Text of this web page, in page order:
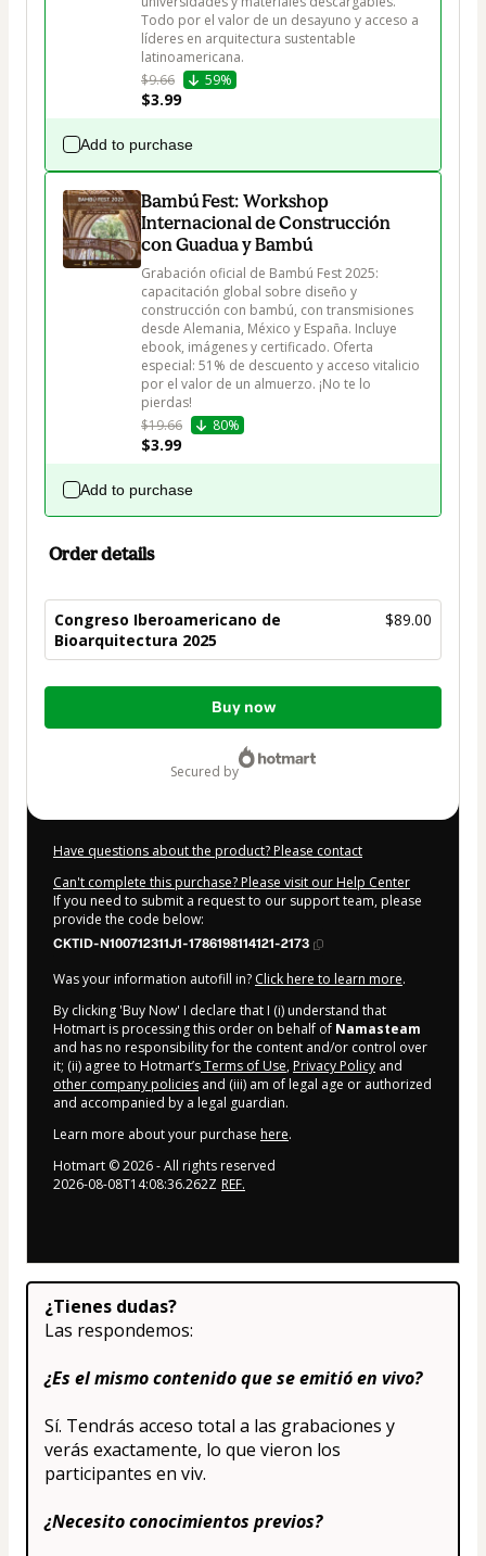
Todo por el valor de un desayuno y acceso a
líderes en arquitectura sustentable
latinoamericana.
$9.66
59%
$3.99
Add to purchase
Bambú Fest: Workshop
Internacional de Construcción
con Guadua y Bambú
Grabación oficial de Bambú Fest 2025:
capacitación global sobre diseño y
construcción con bambú, con transmisiones
desde Alemania, México y España. Incluye
ebook, imágenes y certificado. Oferta
especial: 51% de descuento y acceso vitalicio
por el valor de un almuerzo. ¡No te lo
pierdas!
$19.66
80%
$3.99
Add to purchase
Order details
Congreso Iberoamericano de
Bioarquitectura 2025
$89.00
Total
Buy now
secured by
Have questions about the product? Please contact
Can't complete this purchase? Please visit our Help Center
If you need to submit a request to our support team, please
provide the code below:
CKTID-N100712311J1-1786198114121-2173
Was your information autofill in? Click here to learn more.
By clicking 'Buy Now' I declare that I (i) understand that
Hotmart is processing this order on behalf of Namasteam
and has no responsibility for the content and/or control over
it; (ii) agree to Hotmart’sTerms of Use, Privacy Policy and
other company policies and (iii) am of legal age or authorized
and accompanied by a legal guardian.
Learn more about your purchase here.
Hotmart ©2026- All rights reserved
2026-08-08T14:08:36.262Z REF.
¿Tienes dudas?
Las respondemos:
¿Es el mismo contenido que se emitió en vivo?
Sí. Tendrás acceso total a las grabaciones y
verás exactamente, lo que vieron los
participantes en viv.
¿Necesito conocimientos previos?